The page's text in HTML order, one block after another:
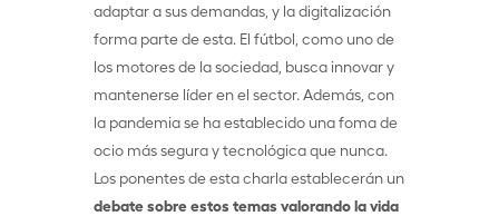
adaptar a sus demandas, y la digitalización
forma parte de esta. El fútbol, como uno de
los motores de la sociedad, busca innovar y
mantenerse líder en el sector. Además, con
la pandemia se ha establecido una foma de
ocio más segura y tecnológica que nunca.
Los ponentes de esta charla establecerán un
debate sobre estos temas valorando la vida